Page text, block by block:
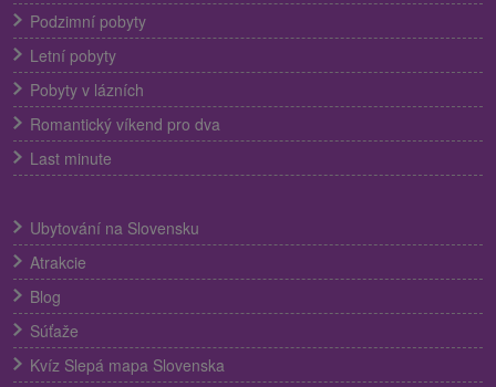
Podzimní pobyty
Letní pobyty
Pobyty v lázních
Romantický víkend pro dva
Last minute
Ubytování na Slovensku
Atrakcie
Blog
Súťaže
Kvíz Slepá mapa Slovenska